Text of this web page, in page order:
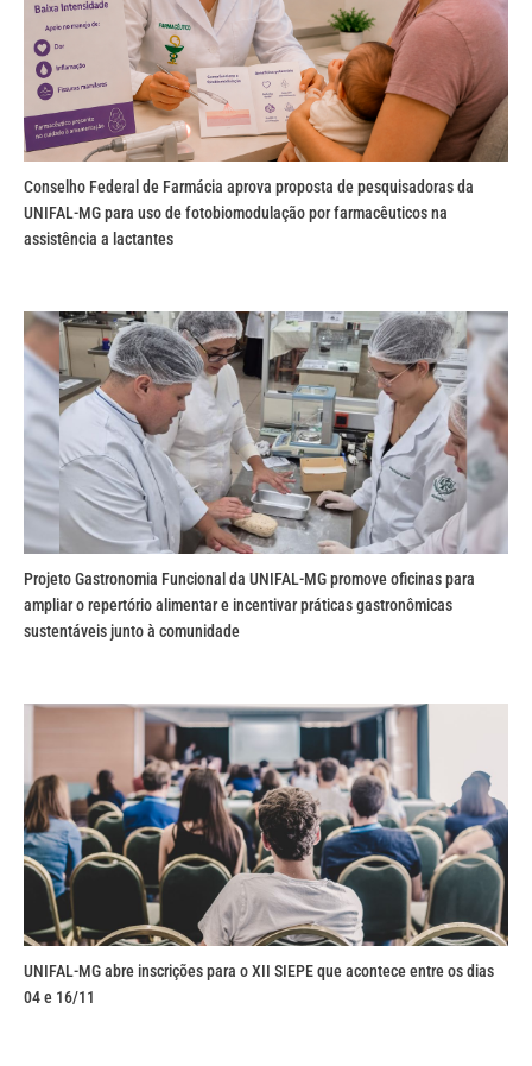
Conselho Federal de Farmácia aprova proposta de pesquisadoras da
UNIFAL-MG para uso de fotobiomodulação por farmacêuticos na
assistência a lactantes
Projeto Gastronomia Funcional da UNIFAL-MG promove oficinas para
ampliar o repertório alimentar e incentivar práticas gastronômicas
sustentáveis junto à comunidade
UNIFAL-MG abre inscrições para o XII SIEPE que acontece entre os dias
04 e 16/11